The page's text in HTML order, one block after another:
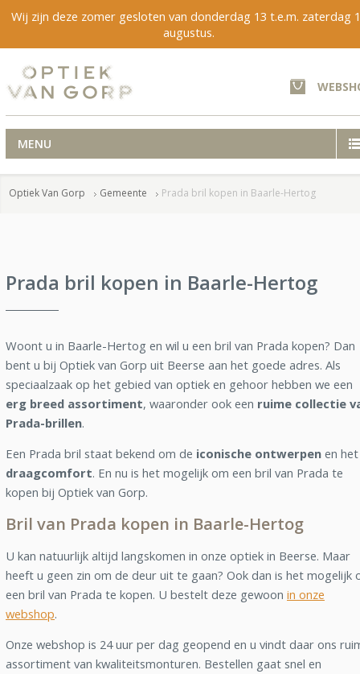
Wij zijn deze zomer gesloten van donderdag 13 t.e.m. zaterdag
augustus.
MENU
Optiek Van Gorp Gemeente Prada bril kopen in Baarle-Hertog
Prada bril kopen in Baarle-Hertog
Woont u in Baarle-Hertog en wil u een bril van Prada kopen? Dan
bent u bij Optiek van Gorp uit Beerse aan het goede adres. Als
speciaalzaak op het gebied van optiek en gehoor hebben we een
erg breed assortiment, waaronder ook een ruime collectie
Prada-brillen.
Een Prada bril staat bekend om de iconische ontwerpen en het
draagcomfort. En nu is het mogelijk om een bril van Prada te
kopen bij Optiek van Gorp.
Bril van Prada kopen in Baarle-Hertog
U kan natuurlijk altijd langskomen in onze optiek in Beerse. Maar
heeft u geen zin om de deur uit te gaan? Ook dan is het mogelijk
een bril van Prada te kopen. U bestelt deze gewoon in onze
webshop.
Onze webshop is 24 uur per dag geopend en u vindt daar ons
assortiment van kwaliteitsmonturen. Bestellen gaat snel en